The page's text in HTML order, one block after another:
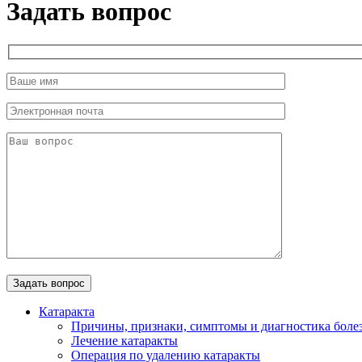
Задать вопрос
Катаракта
Причины, признаки, симптомы и диагностика
Лечение катаракты
Операция по удалению катаракты